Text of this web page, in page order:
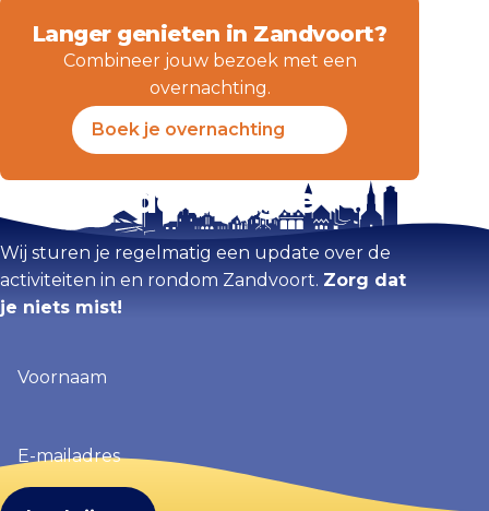
Langer genieten in Zandvoort?
Combineer jouw bezoek met een
overnachting.
Boek je overnachting
Blijf op de hoogte
Wij sturen je regelmatig een update over de
activiteiten in en rondom Zandvoort. Zorg dat
je niets mist!
(Vereist)
mailadres
(Vereist)